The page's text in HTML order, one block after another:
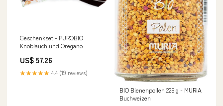
Geschenkset - PUROBIO
Knoblauch und Oregano
US$ 57.26
★★★★★ 4.4 (19 reviews)
BIO Bienenpollen 225 g - MURIA
Buchweizen